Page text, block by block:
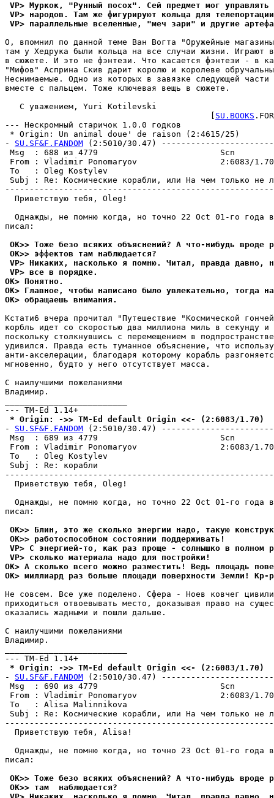
VP> Муркок, "Рунный посох". Сей предмет мог управлять
VP> народов. Там же фигурируют кольца для
VP> параллельные вселенные, "меч зари" и другие
О, впомнил по данной теме Ван Вогта "Оружейные
там у Хедрука были кольца на все случаи жизни. Играют
в сюжете. И это не фэнтези. Что касается фэнтези - в
"Мифов" Асприна Скив дарит королю и королеве
Hеснимаемые. Одно из которых в завязке следующей части
вместе с пальцем. Тоже ключевая вещь в сюжете.
   С уважением, Yuri Kotilevski
SU.BOOKS
--- Нескромный старичок 1.0.0 годков
* Origin: Un animal doue' de raison (2:4615/25)
- SU.SF&F.FANDOM (2:5010/30.47)
Msg  : 688 из 4779                         Scn
From : Vladimir Ponomaryov                 2:6083/
To   : Oleg Kostylev
Subj : Re: Космические корабли, или На чем только не
  Приветствую тебя, Oleg!
Однажды, не помню когда, но точно 22 Oct 01-го года
писал:
OK>> Тоже безо всяких объяснений? А что-нибyдь вроде
OK>> эффектов там наблюдается?
VP> Никаких, насколько я помню. Читал, правда давно,
VP> все в поpядке.
OK> Понятно.
OK> Главное, чтобы написано было yвлекательно, тогда
OK> обращаешь внимания.
Kстати6 вчера прочитал "Путешествие "Kосмической
корбль идет со скоростью два миллиона миль в секунду и
поскольку столкнувшись с перемещением в
удивился. Правда есть туманное объяснение, что
анти-акселерации, благодаря которому корабль
мгновенно, будто у него отсутствует масса.
С наилучшими пожеланиями
Владимир.
* Origin: ->> TM-Ed default Origin <<- (2:6083/1.70)
- SU.SF&F.FANDOM (2:5010/30.47)
Msg  : 689 из 4779                         Scn
From : Vladimir Ponomaryov                 2:6083/
To   : Oleg Kostylev
Subj : Re: корабли
  Приветствую тебя, Oleg!
Однажды, не помню когда, но точно 22 Oct 01-го года
писал:
OK>> Блин, это же сколько энергии надо, такyю
OK>> работоспособном состоянии поддеpживать!
VP> С энеpгией-то, как раз проще - солнышко в полном
VP> сколько материала надо для постpойки!
OK> А сколько всего можно разместить! Ведь площадь
OK> миллиард pаз больше площади поверхности Земли!
Не совсем. Все уже поделено. Сфера - Ноев ковчег
приходиться отвоевывать место, доказывая право на
оказались жадными и пошли дальше.
С наилучшими пожеланиями
Владимир.
* Origin: ->> TM-Ed default Origin <<- (2:6083/1.70)
- SU.SF&F.FANDOM (2:5010/30.47)
Msg  : 690 из 4779                         Scn
From : Vladimir Ponomaryov                 2:6083/
To   : Alisa Malinnikova
Subj : Re: Космические корабли, или На чем только не
  Приветствую тебя, Alisa!
Однажды, не помню когда, но точно 23 Oct 01-го года
писал:
OK>> Тоже безо всяких объяснений? А что-нибyдь вроде
OK>> там  наблюдается?